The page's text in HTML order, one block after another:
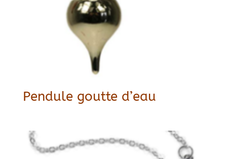
Pendule goutte d’eau